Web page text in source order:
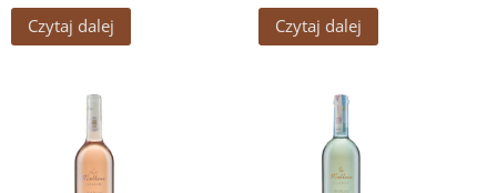
Czytaj dalej Czytaj dalej